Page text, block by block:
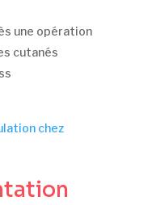
une opération
cutanés
chez